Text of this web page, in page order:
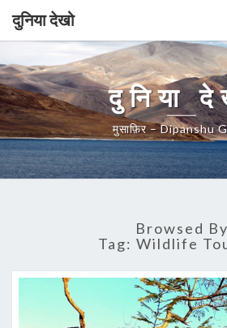
दुनिया देखो
दुनिया
मुसाफ़िर – Dipanshu
Browsed By
Tag: Wildlife